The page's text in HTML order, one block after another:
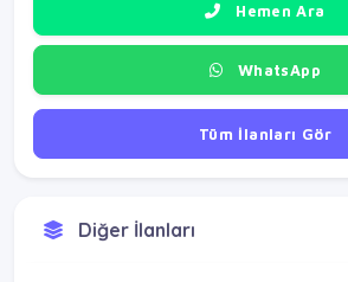
Hemen Ara
WhatsApp
Tüm İlanları Gör
Diğer İlanları